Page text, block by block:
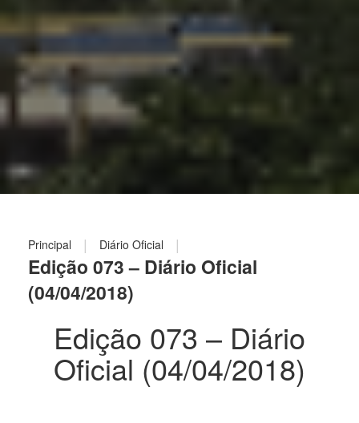
Principal | Diário Oficial |
Edição 073 – Diário Oficial
(04/04/2018)
Edição 073 – Diário
Oficial (04/04/2018)